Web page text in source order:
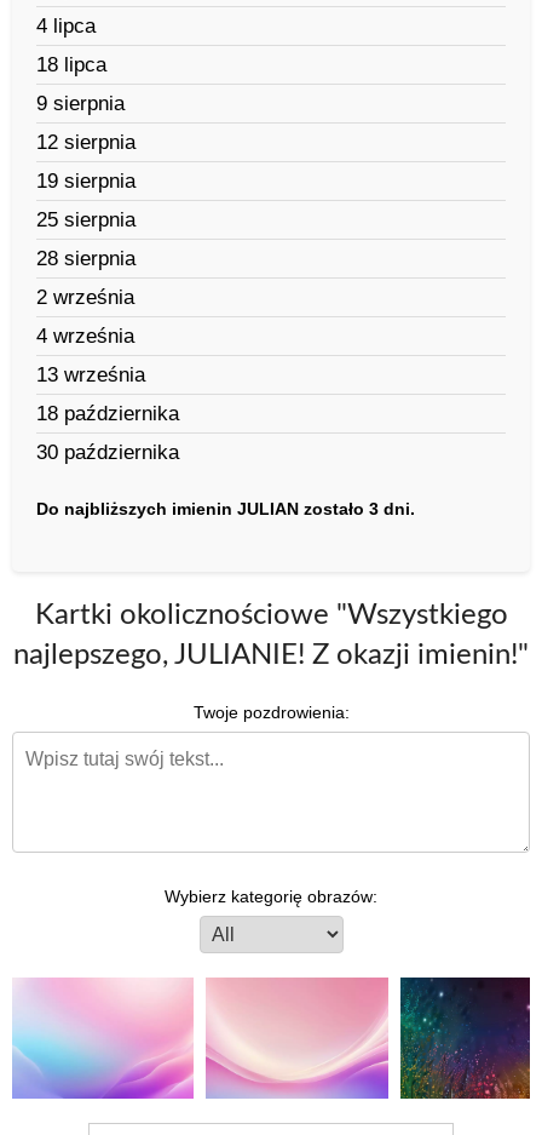
4 lipca
18 lipca
9 sierpnia
12 sierpnia
19 sierpnia
25 sierpnia
28 sierpnia
2 września
4 września
13 września
18 października
30 października
Do najbliższych imienin JULIAN zostało 3 dni.
Kartki okolicznościowe "Wszystkiego
najlepszego, JULIANIE! Z okazji imienin!"
Twoje pozdrowienia:
Wybierz kategorię obrazów: